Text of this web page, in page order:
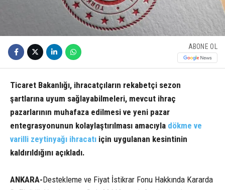
ABONE OL
Ticaret Bakanlığı, ihracatçıların rekabetçi sezon
şartlarına uyum sağlayabilmeleri, mevcut ihraç
pazarlarının muhafaza edilmesi ve yeni pazar
entegrasyonunun kolaylaştırılması amacıyla dökme ve
varilli zeytinyağı ihracatı için uygulanan kesintinin
kaldırıldığını açıkladı.
ANKARA-Destekleme ve Fiyat İstikrar Fonu Hakkında Kararda